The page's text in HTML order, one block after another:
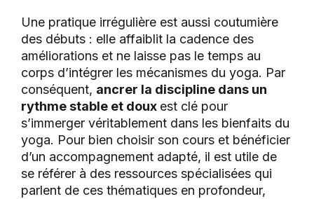
Une pratique irrégulière est aussi coutumière
des débuts : elle affaiblit la cadence des
améliorations et ne laisse pas le temps au
corps d’intégrer les mécanismes du yoga. Par
conséquent, ancrer la discipline dans un
rythme stable et doux est clé pour
s’immerger véritablement dans les bienfaits du
yoga. Pour bien choisir son cours et bénéficier
d’un accompagnement adapté, il est utile de
se référer à des ressources spécialisées qui
parlent de ces thématiques en profondeur,